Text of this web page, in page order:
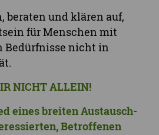
beraten und klären auf,
für Menschen mit
Bedürfnisse nicht in
NICHT ALLEIN!
eines breiten Austausch-
Betroffenen